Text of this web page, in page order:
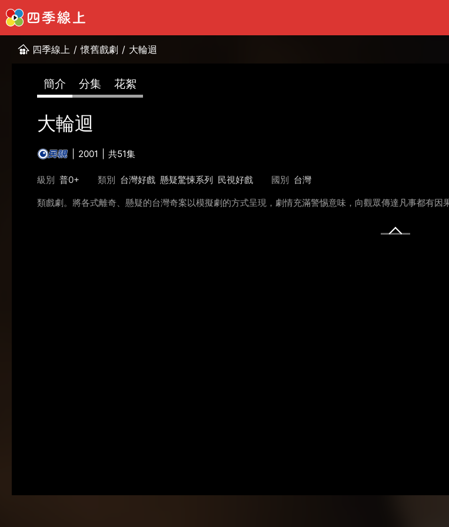
四季線上 / 懷舊戲劇 / 大輪迴
簡介 分集 花絮
大輪迴
2001 共51集
級別 普0+ 類別 台灣好戲 懸疑驚悚系列 民視好戲 國別 台灣
類戲劇。將各式離奇、懸疑的台灣奇案以模擬劇的方式呈現，劇情充滿警惕意味，向觀眾傳達凡事都有因